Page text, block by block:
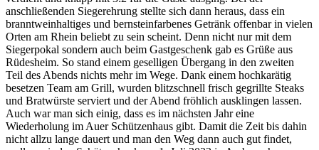
anschließenden Siegerehrung stellte sich dann heraus, dass ein
branntweinhaltiges und bernsteinfarbenes Getränk offenbar in vielen
Orten am Rhein beliebt zu sein scheint. Denn nicht nur mit dem
Siegerpokal sondern auch beim Gastgeschenk gab es Grüße aus
Rüdesheim. So stand einem geselligen Übergang in den zweiten
Teil des Abends nichts mehr im Wege. Dank einem hochkarätig
besetzen Team am Grill, wurden blitzschnell frisch gegrillte Steaks
und Bratwürste serviert und der Abend fröhlich ausklingen lassen.
Auch war man sich einig, dass es im nächsten Jahr eine
Wiederholung im Auer Schützenhaus gibt. Damit die Zeit bis dahin
nicht allzu lange dauert und man den Weg dann auch gut findet,